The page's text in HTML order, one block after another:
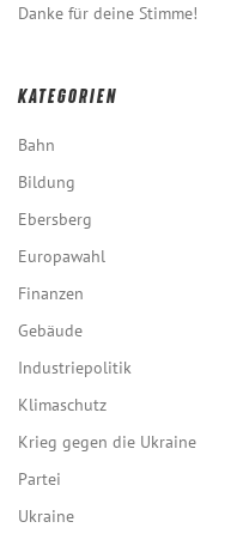
Danke für deine Stimme!
KATEGORIEN
Bahn
Bildung
Ebersberg
Europawahl
Finanzen
Gebäude
Industriepolitik
Klimaschutz
Krieg gegen die Ukraine
Partei
Ukraine